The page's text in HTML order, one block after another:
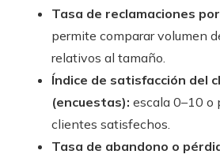
Tasa de reclamaciones
permite comparar volumen
relativos al tamaño.
Índice de satisfacción del
(encuestas): escala 0–10 o
clientes satisfechos.
Tasa de abandono o